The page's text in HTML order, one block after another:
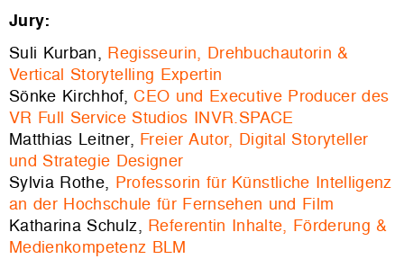
Jury:
Suli Kurban, Regisseurin, Drehbuchautorin &
Vertical Storytelling Expertin
Sönke Kirchhof,CEO und Executive Producer des
VR Full Service Studios INVR.SPACE
Matthias Leitner, Freier Autor, Digital Storyteller
und Strategie Designer
Sylvia Rothe, Professorin für Künstliche Intelligenz
an der Hochschule für Fernsehen und Film
Katharina Schulz, Referentin Inhalte, Förderung &
Medienkompetenz BLM